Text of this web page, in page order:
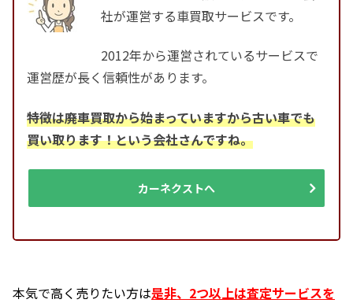
社が運営する車買取サービスです。
2012年から運営されているサービスで
運営歴が長く信頼性があります。
特徴は廃車買取から始まっていますから古い車でも
買い取ります！という会社さんですね。
カーネクストへ
本気で高く売りたい方は是非、2つ以上は査定サービスを